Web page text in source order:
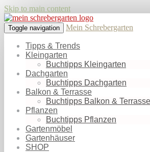
Skip to main content
Toggle navigation Mein Schrebergarten
Tipps & Trends
Kleingarten
Buchtipps Kleingarten
Dachgarten
Buchtipps Dachgarten
Balkon & Terrasse
Buchtipps Balkon & Terrasse
Pflanzen
Buchtipps Pflanzen
Gartenmöbel
Gartenhäuser
SHOP